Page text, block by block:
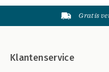
Gratis
Klantenservice